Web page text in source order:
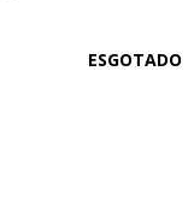
ESGOTADO